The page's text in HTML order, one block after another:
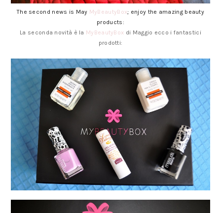
The second news is May MyBeautyBox; enjoy the amazing beauty
products:
La seconda novità è la MyBeautyBox di Maggio ecco i fantastici
prodotti: